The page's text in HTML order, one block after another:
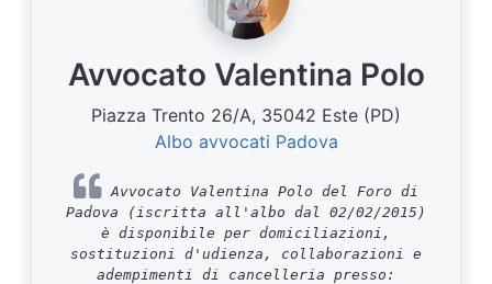
Avvocato Valentina Polo
Piazza Trento 26/A, 35042 Este (PD)
Albo avvocati Padova
Avvocato Valentina Polo del Foro di
Padova (iscritta all'albo dal 02/02/2015)
è disponibile per domiciliazioni,
sostituzioni d'udienza, collaborazioni e
adempimenti di cancelleria presso: